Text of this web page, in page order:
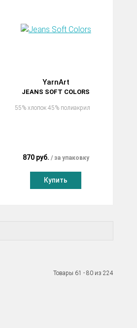
YarnArt
JEANS SOFT COLORS
55% хлопок 45% полиакрил
870 руб. за упаковку
Купить
Товары 61 - 80 из 224